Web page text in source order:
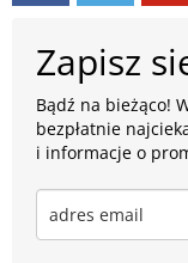
Zapisz
Bądź na bieżąco!
bezpłatnie
i informacje o